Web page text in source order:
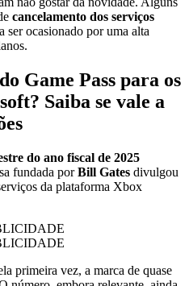
cancelamento dos serviços
ser ocasionado por uma alta
Game Pass para os
Saiba se vale a
do ano fiscal de 2025
fundada porBill Gates divulgou
da plataforma Xbox
primeira vez, a marca de quase